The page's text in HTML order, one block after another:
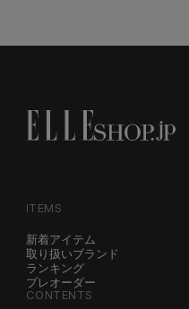
ITEMS
新着アイテム
取り扱いブランド
ランキング
プレオーダー
CONTENTS